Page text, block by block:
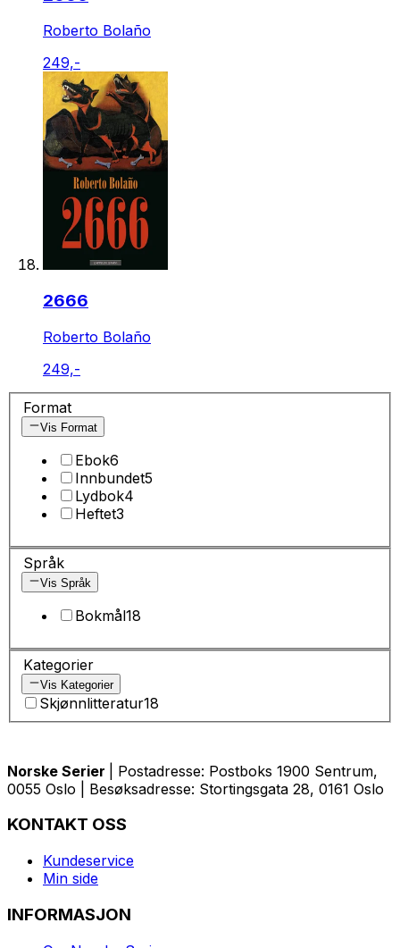
Roberto Bolaño
249,-
2666
Roberto Bolaño
249,-
Format
Vis Format
Ebok6
Innbundet5
Lydbok4
Heftet3
Språk
Vis Språk
Bokmål18
Kategorier
Vis Kategorier
Skjønnlitteratur18
Norske Serier
| Postadresse: Postboks 1900 Sentrum,
0055 Oslo | Besøksadresse: Stortingsgata 28, 0161 Oslo
KONTAKT OSS
Kundeservice
Min side
INFORMASJON